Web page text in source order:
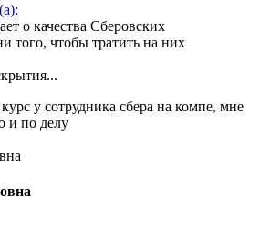
о качества Сберовских
того, чтобы тратить на них
у сотрудника сбера на компе, мне
и по делу